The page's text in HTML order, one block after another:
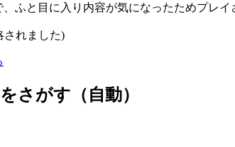
ふと目に入り内容が気になったためプレイ
されました)
さがす（自動）